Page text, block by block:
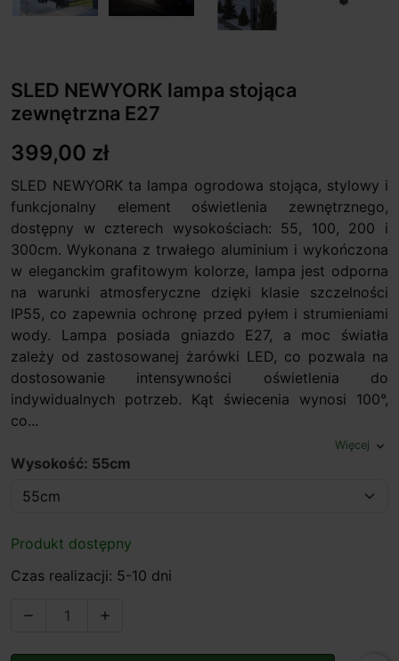
SLED NEWYORK lampa stojąca
zewnętrzna E27
399,00 zł
SLED NEWYORK ta lampa ogrodowa stojąca, stylowy i
funkcjonalny element oświetlenia zewnętrznego,
dostępny w czterech wysokościach: 55, 100, 200 i
300cm. Wykonana z trwałego aluminium i wykończona
w eleganckim grafitowym kolorze, lampa jest odporna
na warunki atmosferyczne dzięki klasie szczelności
IP55, co zapewnia ochronę przed pyłem i strumieniami
wody. Lampa posiada gniazdo E27, a moc światła
zależy od zastosowanej żarówki LED, co pozwala na
dostosowanie intensywności oświetlenia do
indywidualnych potrzeb. Kąt świecenia wynosi 100°,
co...
Więcej expand_more
Wysokość: 55cm
Produkt dostępny
Czas realizacji: 5-10 dni
 